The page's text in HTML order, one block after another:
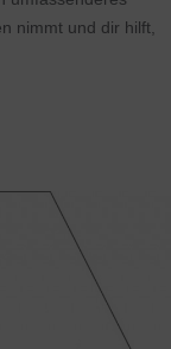
nimmt und dir hilft,